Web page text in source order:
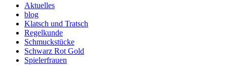
Aktuelles
blog
Klatsch und Tratsch
Regelkunde
Schmuckstücke
Schwarz Rot Gold
Spielerfrauen